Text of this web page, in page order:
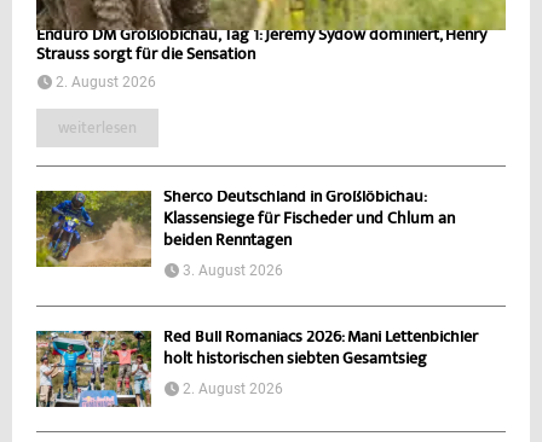
Enduro DM Großlöbichau, Tag 1: Jeremy Sydow dominiert, Henry
Strauss sorgt für die Sensation
2. August 2026
weiterlesen
Sherco Deutschland in Großlöbichau:
Klassensiege für Fischeder und Chlum an
beiden Renntagen
3. August 2026
Red Bull Romaniacs 2026: Mani Lettenbichler
holt historischen siebten Gesamtsieg
2. August 2026